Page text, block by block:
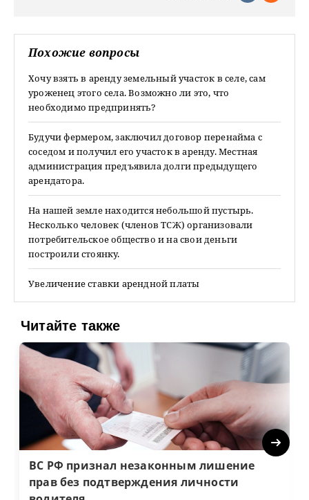
Похожие вопросы
Хочу взять в аренду земельный участок в селе, сам
уроженец этого села. Возможно ли это, что
необходимо предпринять?
Будучи фермером, заключил договор перенайма с
соседом и получил его участок в аренду. Местная
администрация предъявила долги предыдущего
арендатора.
На нашей земле находится небольшой пустырь.
Несколько человек (членов ТСЖ) организовали
потребительское общество и на свои деньги
построили стоянку.
Увеличение ставки арендной платы
Читайте также
ВС РФ признал незаконным лишение
прав без подтверждения личности
Next